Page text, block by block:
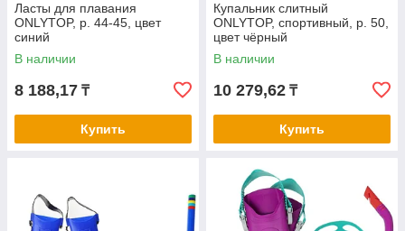
Ласты для плавания
ONLYTOP, р. 44-45, цвет
синий
В наличии
8 188,17 ₸
Купить
Купальник слитный
ONLYTOP, спортивный, р. 50,
цвет чёрный
В наличии
10 279,62 ₸
Купить